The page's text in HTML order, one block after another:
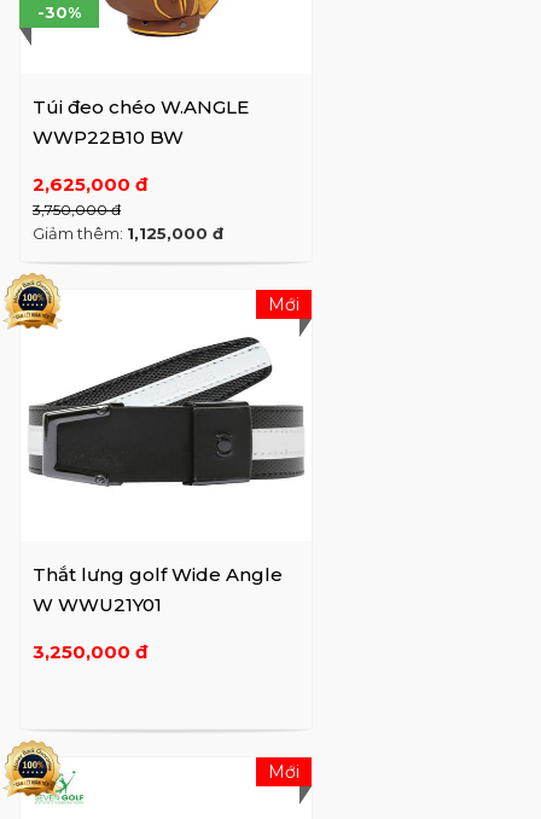
Túi đeo chéo W.ANGLE
WWP22B10 BW
2,625,000 đ
3,750,000 đ
-30%
Giảm thêm: 1,125,000 đ
Thắt lưng golf Wide Angle
W WWU21Y01
3,250,000 đ
Mới
Mới